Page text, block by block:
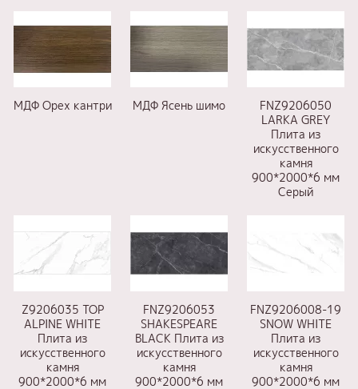
МДФ Орех кантри МДФ Ясень шимо
FNZ9206050
LARKA GREY
Плита из
искусственного
камня
900*2000*6 мм
Серый
Z9206035 TOP
ALPINE WHITE
Плита из
искусственного
камня
900*2000*6 мм
FNZ9206053
SHAKESPEARE
BLACK Плита из
искусственного
камня
900*2000*6 мм
FNZ9206008-19
SNOW WHITE
Плита из
искусственного
камня
900*2000*6 мм